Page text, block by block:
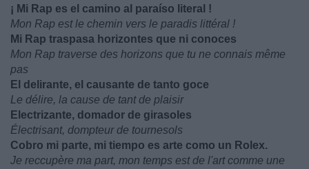
¡ Mi Rap es el camino al paraíso literal !
Mon Rap est le chemin vers le paradis littéral !
Mi Rap traspasa horizontes que ni conoces
Mon Rap traverse des horizons que tu ne connais même
pas
El delirante, el causante de tanto goce
Le délire, la cause de tant de plaisir
Electrizante, domador de girasoles
Électrisant, dompteur de tournesols
Cobro mi parte, mi tiempo es arte como un Rolex.
Je reccupère ma part, mon temps est de l'art comme une